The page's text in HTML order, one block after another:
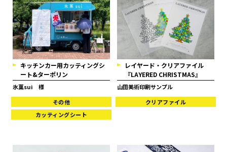
キッチンカー用カッティングシ
ート&ターポリン
氷菓sui 様
その他
カッティングシート
レイヤード・クリアファイル
『LAYERED CHRISTMAS』
山田美術印刷サンプル
クリアファイル